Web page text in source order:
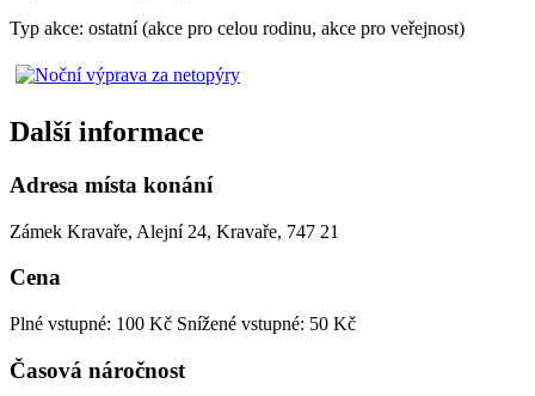
Typ akce: ostatní (akce pro celou rodinu, akce pro veřejnost)
Další informace
Adresa místa konání
Zámek Kravaře, Alejní 24, Kravaře, 747 21
Cena
Plné vstupné: 100 Kč Snížené vstupné: 50 Kč
Časová náročnost